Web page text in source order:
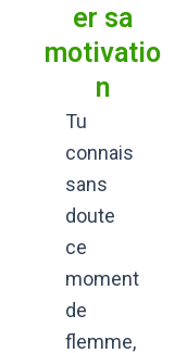
er sa
motivatio
n
Tu
connais
sans
doute
ce
moment
de
flemme,